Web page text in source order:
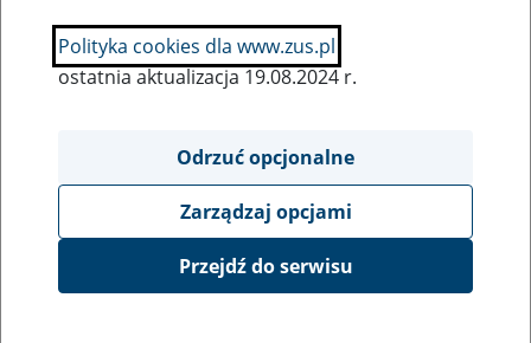
SZUKAJ
Ukryj wszystkie pozycje bazy
Federacja Stowarzyszeń Kulturowych
Polityka cookies dla www.zus.pl
ostatnia aktualizacja 19.08.2024 r.
Odrzuć opcjonalne
Zarządzaj opcjami
Przejdź do serwisu